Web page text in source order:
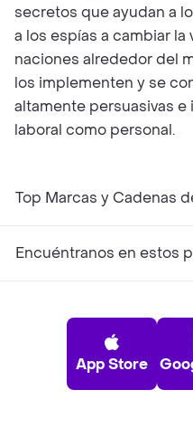
secretos que ayudan a
a los espías a cambiar
naciones alrededor del
los implementen y se
altamente persuasivas
laboral como personal.
Top Marcas y Cadenas
Encuéntranos en estos
App Store